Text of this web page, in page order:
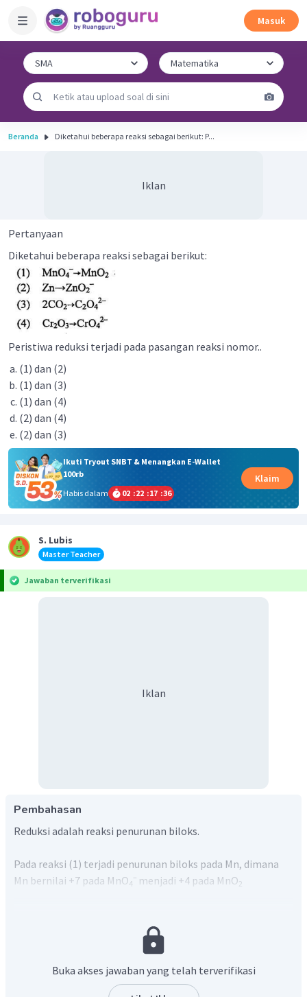
Masuk
Beranda Diketahui beberapa reaksi sebagai berikut: P...
Iklan
Pertanyaan
Diketahui beberapa reaksi sebagai berikut:
Peristiwa reduksi terjadi pada pasangan reaksi nomor..
(1) dan (2)
(1) dan (3)
(1) dan (4)
(2) dan (4)
(2) dan (3)
Ikuti Tryout SNBT & Menangkan E-Wallet
100rb
Habis dalam
02 :22 :17 :36
Klaim
S. Lubis
Master Teacher
Jawaban terverifikasi
Iklan
Pembahasan
Reduksi adalah reaksi penurunan biloks.
Pada reaksi (1) terjadi penurunan biloks pada Mn, dimana
Mn bernilai +7 pada MnO 4
– menjadi +4 pada MnO2
berubah menjadi +3 pada C
Buka akses jawaban yang telah terverifikasi